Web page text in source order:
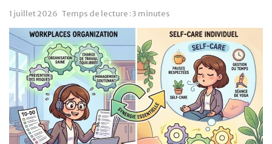
1 juillet 2026 Temps de lecture : 3 minutes